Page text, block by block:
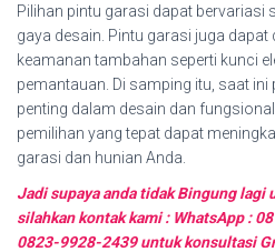
Pilihan pintu garasi dapat bervariasi
gaya desain. Pintu garasi juga
keamanan tambahan seperti kunci
pemantauan. Di samping itu, saat
penting dalam desain dan
pemilihan yang tepat dapat
garasi dan hunian Anda.
Jadi supaya anda tidak Bingung lagi
silahkan kontak kami : WhatsApp :
0823-9928-2439 untuk konsultasi